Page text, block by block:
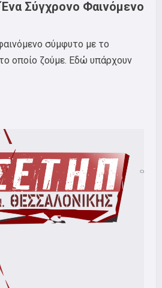
Ένα Σύγχρονο Φαινόμενο
σύμφυτο με το
οποίο ζούμε. Εδώ υπάρχουν